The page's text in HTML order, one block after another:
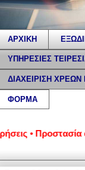
ΑΡΧΙΚΗ
ΥΠΗΡΕΣΙΕΣ
ΔΙΑΧΕΙΡΙΣΗ ΧΡΕΩΝ
ΦΟΡΜΑ
• Προστασία α'